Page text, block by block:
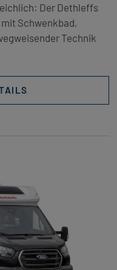
Der Dethleffs
Schwenkbad,
Technik